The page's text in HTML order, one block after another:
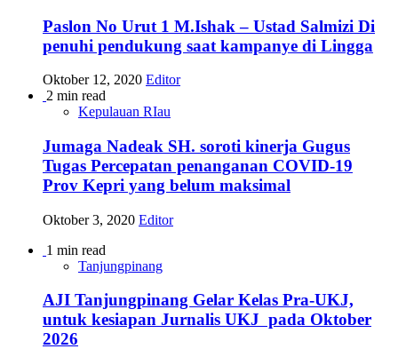
Paslon No Urut 1 M.Ishak – Ustad Salmizi Di
penuhi pendukung saat kampanye di Lingga
Oktober 12, 2020 Editor
2 min read
Kepulauan RIau
Jumaga Nadeak SH. soroti kinerja Gugus
Tugas Percepatan penanganan COVID-19
Prov Kepri yang belum maksimal
Oktober 3, 2020 Editor
1 min read
Tanjungpinang
AJI Tanjungpinang Gelar Kelas Pra-UKJ,
untuk kesiapan Jurnalis UKJ pada Oktober
2026